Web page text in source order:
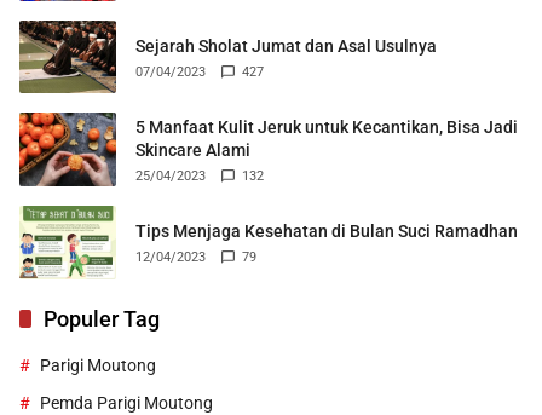
Sejarah Sholat Jumat dan Asal Usulnya
07/04/2023 427
5 Manfaat Kulit Jeruk untuk Kecantikan, Bisa Jadi
Skincare Alami
25/04/2023 132
Tips Menjaga Kesehatan di Bulan Suci Ramadhan
12/04/2023 79
Populer Tag
Parigi Moutong
Pemda Parigi Moutong